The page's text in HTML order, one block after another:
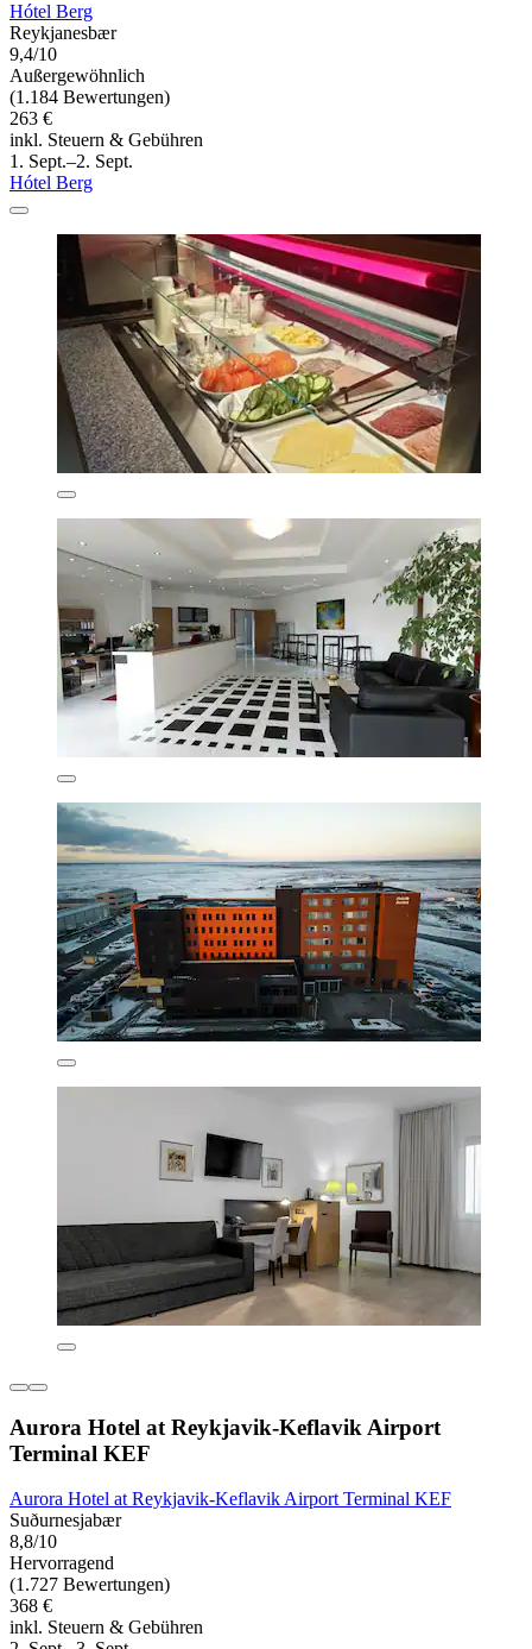
Hótel Berg
Reykjanesbær
9,4/10
Außergewöhnlich
(1.184 Bewertungen)
263 €
inkl. Steuern & Gebühren
1. Sept.–2. Sept.
Hótel Berg
Aurora Hotel at Reykjavik-Keflavik Airport
Terminal KEF
Aurora Hotel at Reykjavik-Keflavik Airport Terminal KEF
Suðurnesjabær
8,8/10
Hervorragend
(1.727 Bewertungen)
368 €
inkl. Steuern & Gebühren